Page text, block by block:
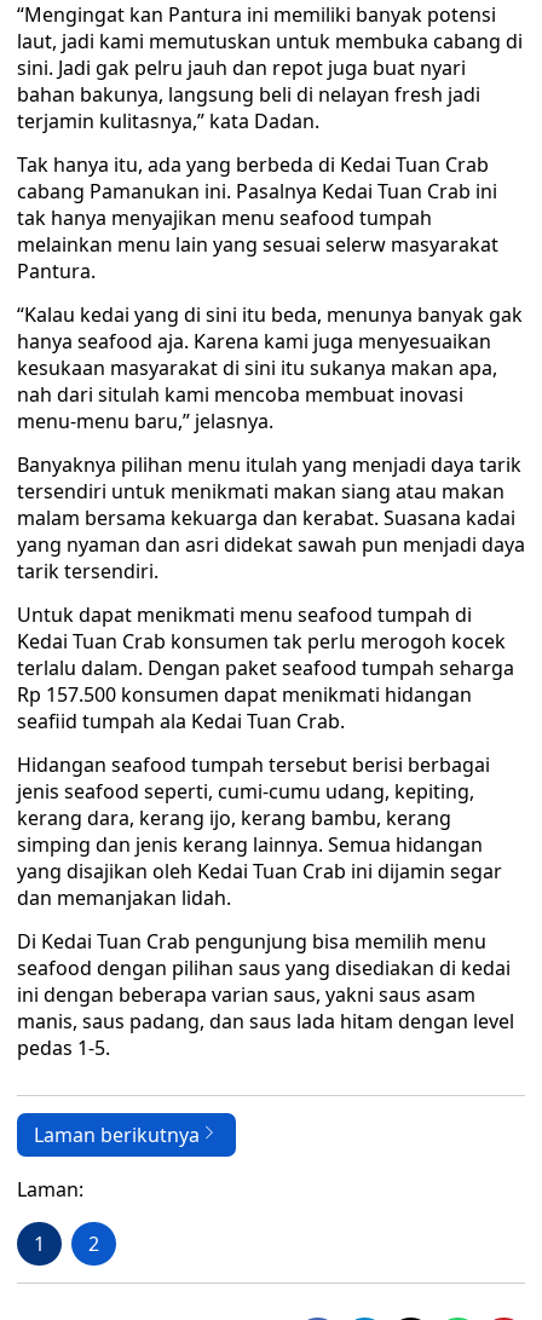
“Mengingat kan Pantura ini memiliki banyak potensi
laut, jadi kami memutuskan untuk membuka cabang di
sini. Jadi gak pelru jauh dan repot juga buat nyari
bahan bakunya, langsung beli di nelayan fresh jadi
terjamin kulitasnya,” kata Dadan.
Tak hanya itu, ada yang berbeda di Kedai Tuan Crab
cabang Pamanukan ini. Pasalnya Kedai Tuan Crab ini
tak hanya menyajikan menu seafood tumpah
melainkan menu lain yang sesuai selerw masyarakat
Pantura.
“Kalau kedai yang di sini itu beda, menunya banyak gak
hanya seafood aja. Karena kami juga menyesuaikan
kesukaan masyarakat di sini itu sukanya makan apa,
nah dari situlah kami mencoba membuat inovasi
menu-menu baru,” jelasnya.
Banyaknya pilihan menu itulah yang menjadi daya tarik
tersendiri untuk menikmati makan siang atau makan
malam bersama kekuarga dan kerabat. Suasana kadai
yang nyaman dan asri didekat sawah pun menjadi daya
tarik tersendiri.
Untuk dapat menikmati menu seafood tumpah di
Kedai Tuan Crab konsumen tak perlu merogoh kocek
terlalu dalam. Dengan paket seafood tumpah seharga
Rp 157.500 konsumen dapat menikmati hidangan
seafiid tumpah ala Kedai Tuan Crab.
Hidangan seafood tumpah tersebut berisi berbagai
jenis seafood seperti, cumi-cumu udang, kepiting,
kerang dara, kerang ijo, kerang bambu, kerang
simping dan jenis kerang lainnya. Semua hidangan
yang disajikan oleh Kedai Tuan Crab ini dijamin segar
dan memanjakan lidah.
Di Kedai Tuan Crab pengunjung bisa memilih menu
seafood dengan pilihan saus yang disediakan di kedai
ini dengan beberapa varian saus, yakni saus asam
manis, saus padang, dan saus lada hitam dengan level
pedas 1-5.
Laman berikutnya
Laman:
1 2